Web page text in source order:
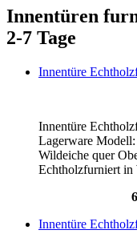
Innentüren
2-7 Tage
Innentüre
Innentüre
Lagerware
Wildeiche quer
Echtholzfurniert in
Innentüre